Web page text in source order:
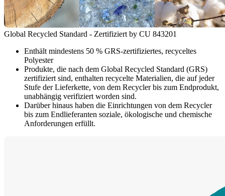
Global Recycled Standard - Zertifiziert by CU 843201
Enthält mindestens 50 % GRS-zertifiziertes, recyceltes
Polyester
Produkte, die nach dem Global Recycled Standard (GRS)
zertifiziert sind, enthalten recycelte Materialien, die auf jeder
Stufe der Lieferkette, von dem Recycler bis zum Endprodukt,
unabhängig verifiziert worden sind.
Darüber hinaus haben die Einrichtungen von dem Recycler
bis zum Endlieferanten soziale, ökologische und chemische
Anforderungen erfüllt.